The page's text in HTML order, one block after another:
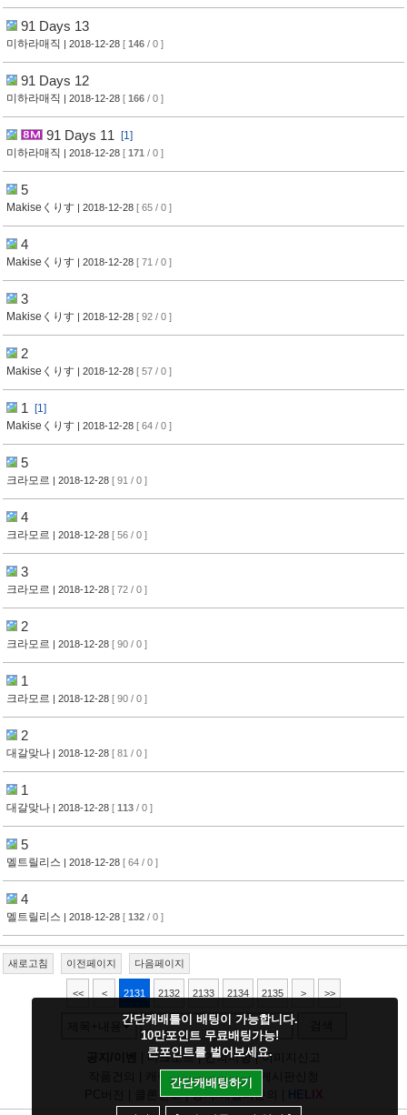
91 Days 13
미하라매직 | 2018-12-28 [ 146 / 0 ]
91 Days 12
미하라매직 | 2018-12-28 [ 166 / 0 ]
91 Days 11
[1]
미하라매직 | 2018-12-28 [ 171 / 0 ]
5
Makiseくりす | 2018-12-28 [ 65 / 0 ]
4
Makiseくりす | 2018-12-28 [ 71 / 0 ]
3
Makiseくりす | 2018-12-28 [ 92 / 0 ]
2
Makiseくりす | 2018-12-28 [ 57 / 0 ]
1
[1]
Makiseくりす | 2018-12-28 [ 64 / 0 ]
5
크라모르 | 2018-12-28 [ 91 / 0 ]
4
크라모르 | 2018-12-28 [ 56 / 0 ]
3
크라모르 | 2018-12-28 [ 72 / 0 ]
2
크라모르 | 2018-12-28 [ 90 / 0 ]
1
크라모르 | 2018-12-28 [ 90 / 0 ]
2
대갈맞나 | 2018-12-28 [ 81 / 0 ]
1
대갈맞나 | 2018-12-28 [ 113 / 0 ]
5
멜트릴리스 | 2018-12-28 [ 64 / 0 ]
4
멜트릴리스 | 2018-12-28 [ 132 / 0 ]
새로고침 이전페이지 다음페이지
<< < 2131 2132 2133 2134 2135 > >>
다크모드|건의사항|이미지신고
캐릭건의|기타디비|
클론신고|정지/패널티문의 H
X
간단캐배틀이 배팅이 가능합니다.
10만포인트 무료배팅가능!
큰포인트를 벌어보세요.
간단캐배팅하기